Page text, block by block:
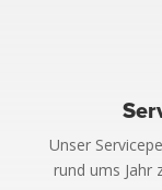
Unser
rund ums Jahr